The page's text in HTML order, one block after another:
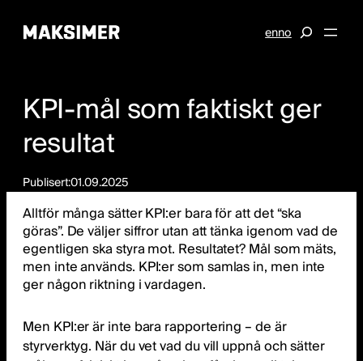
ennoS
c
h
KPI-mål som faktiskt ger
resultat
Publisert:01.09.2025
Alltför många sätter KPI:er bara för att det “ska
göras”. De väljer siffror utan att tänka igenom vad de
egentligen ska styra mot. Resultatet? Mål som mäts,
men inte används. KPI:er som samlas in, men inte
ger någon riktning i vardagen.
Men KPI:er är inte bara rapportering – de är
styrverktyg. När du vet vad du vill uppnå och sätter